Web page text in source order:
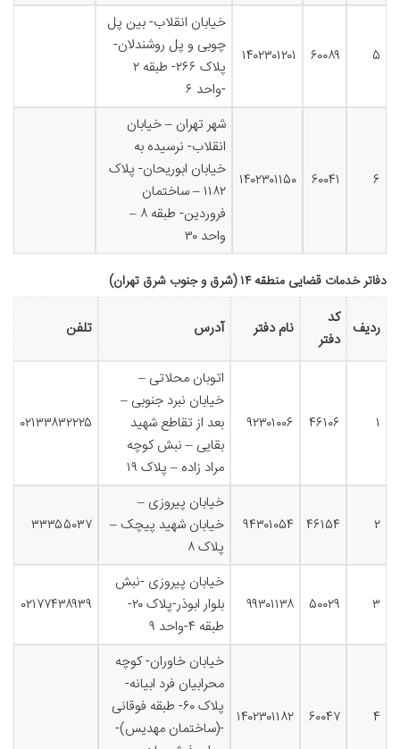
۵ ۶۰۰۸۹ ۱۴۰۲۳۰۱۲۰۱
خیابان انقلاب- بین پل
چوبی و پل روشندلان-
پلاک ۲۶۶- طبقه ۲
-واحد ۶
۶ ۶۰۰۴۱ ۱۴۰۲۳۰۱۱۵۰
شهر تهران – خیابان
انقلاب- نرسیده به
خیابان ابوریحان- پلاک
۱۱۸۲ – ساختمان
فروردین- طبقه ۸ –
واحد ۳۰
دفاتر خدمات قضایی منطقه ۱۴ (شرق و جنوب شرق تهران)
ردیف کد
دفتر
نام دفتر آدرس تلفن
۱ ۴۶۱۰۶ ۹۲۳۰۱۰۰۶
اتوبان محلاتی –
خیابان نبرد جنوبی –
بعد از تقاطع شهید
بقایی – نبش کوچه
مراد زاده – پلاک ۱۹
۰۲۱۳۳۸۳۲۲۲۵
۲ ۴۶۱۵۴ ۹۴۳۰۱۰۵۴
خیابان پیروزی –
خیابان شهید پیچک –
پلاک ۸
۳۳۳۵۵۰۳۷
۳ ۵۰۰۲۹ ۹۹۳۰۱۱۳۸
خیابان پیروزی -نبش
بلوار ابوذر-پلاک ۲۰-
طبقه ۴-واحد ۹
۰۲۱۷۷۴۳۸۹۳۹
۴ ۶۰۰۴۷ ۱۴۰۲۳۰۱۱۸۲
خیابان خاوران- کوچه
محرابیان فرد ابیانه-
پلاک ۶۰- طبقه فوقانی
-(ساختمان مهدیس)-